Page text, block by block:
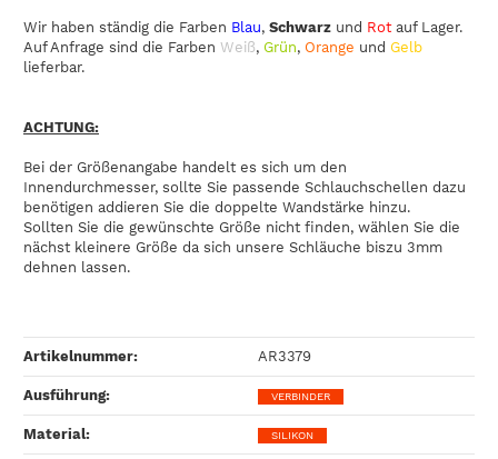
Wir haben ständig die Farben Blau, Schwarz und Rot auf Lager.
Auf Anfrage sind die Farben Weiß, Grün, Orange und Gelb
lieferbar.
ACHTUNG:
Bei der Größenangabe handelt es sich um den
Innendurchmesser, sollte Sie passende Schlauchschellen dazu
benötigen addieren Sie die doppelte Wandstärke hinzu.
Sollten Sie die gewünschte Größe nicht finden, wählen Sie die
nächst kleinere Größe da sich unsere Schläuche biszu 3mm
dehnen lassen.
Artikelnummer: AR3379
Ausführung‍: VERBINDER
Material‍: SILIKON